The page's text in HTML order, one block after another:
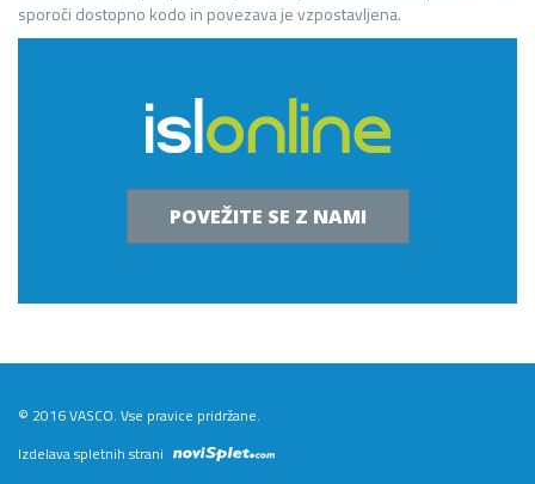
sporoči dostopno kodo in povezava je vzpostavljena.
POVEŽITE SE Z NAMI
© 2016 VASCO. Vse pravice pridržane.
Izdelava spletnih strani